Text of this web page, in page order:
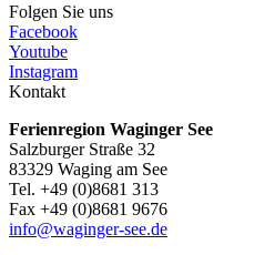
Folgen Sie uns
Facebook
Youtube
Instagram
Kontakt
Ferienregion Waginger See
Salzburger Straße 32
83329 Waging am See
Tel. +49 (0)8681 313
Fax +49 (0)8681 9676
info@waginger-see.de